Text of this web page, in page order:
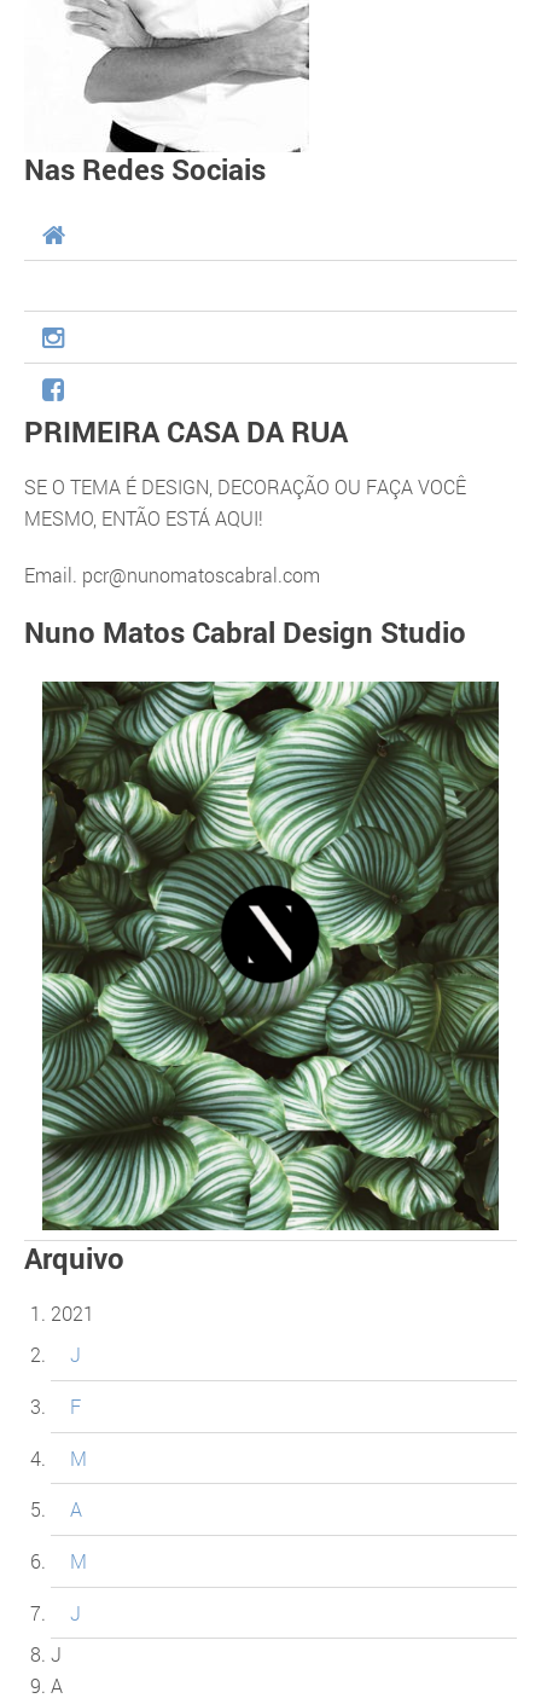
Nas Redes Sociais
PRIMEIRA CASA DA RUA
SE O TEMA É DESIGN, DECORAÇÃO OU FAÇA VOCÊ
MESMO, ENTÃO ESTÁ AQUI!
Email. pcr@nunomatoscabral.com
Nuno Matos Cabral Design Studio
Arquivo
2021
J
F
M
A
M
J
J
A